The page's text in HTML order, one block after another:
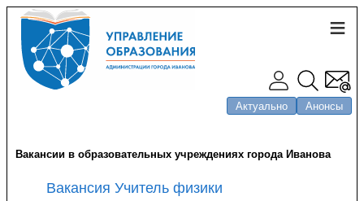
Актуально Анонсы
Вакансии в образовательных учреждениях города Иванова
Вакансия Учитель физики